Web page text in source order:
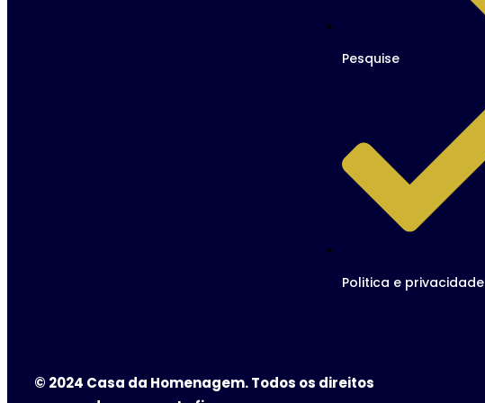
Pesquise
Politica e privacidade
© 2024 Casa da Homenagem. Todos os direitos